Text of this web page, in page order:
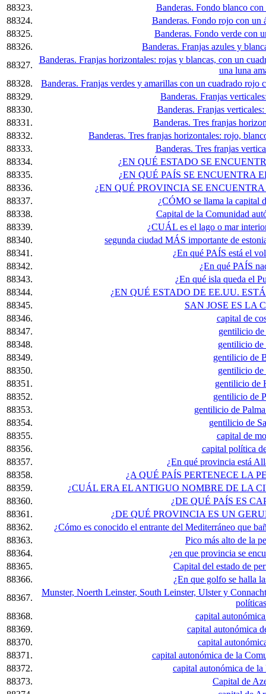
88323.
Banderas. Fondo blanco con
88324.
Banderas. Fondo rojo con un
88325.
Banderas. Fondo verde con
88326.
Banderas. Franjas azules y
88327.
Banderas. Franjas horizontales: rojas y blancas, con un
una luna
88328.
Banderas. Franjas verdes y amarillas con un cuadrado
88329.
Banderas. Franjas
88330.
Banderas. Franjas
88331.
Banderas. Tres franjas
88332.
Banderas. Tres franjas horizontales: rojo,
88333.
Banderas. Tres franjas
88334.
¿EN QUÉ ESTADO SE
88335.
¿EN QUÉ PAÍS SE ENCUENTRA
88336.
¿EN QUÉ PROVINCIA SE
88337.
¿CÓMO se llama la capital
88338.
Capital de la Comunidad
88339.
¿CUÁL es el lago o mar
88340.
segunda ciudad MÁS importante de
88341.
¿En qué PAÍS está el
88342.
¿En qué PAÍS
88343.
¿En qué isla queda el
88344.
¿EN QUÉ ESTADO DE EE.UU.
88345.
SAN JOSE ES LA
88346.
capital de
88347.
gentilicio
88348.
gentilicio de
88349.
gentilicio de
88350.
gentilicio de
88351.
gentilicio de
88352.
gentilicio de
88353.
gentilicio de
88354.
gentilicio de
88355.
capital de
88356.
capital política
88357.
¿En qué provincia está
88358.
¿A QUÉ PAÍS PERTENECE LA
88359.
¿CUÁL ERA EL ANTIGUO NOMBRE DE LA
88360.
¿DE QUÉ PAÍS ES
88361.
¿DE QUÉ PROVINCIA ES UN
88362.
¿Cómo es conocido el entrante del Mediterráneo que
88363.
Pico más alto de la
88364.
¿en que provincia se
88365.
Capital del estado de
88366.
¿En que golfo se halla
88367.
Munster, Noerth Leinster, South Leinster, Ulster y
88368.
capital
88369.
capital autonómica
88370.
capital
88371.
capital autonómica de la
88372.
capital autonómica de
88373.
Capital de